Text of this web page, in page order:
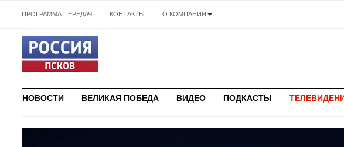
ПРОГРАММА ПЕРЕДАЧ КОНТАКТЫ О КОМПАНИИ
НОВОСТИ ВЕЛИКАЯ ПОБЕДА ВИДЕО ПОДКАСТЫ